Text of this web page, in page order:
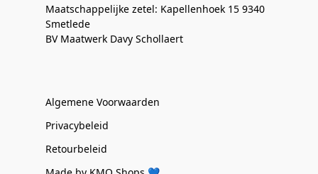
Maatschappelijke zetel: Kapellenhoek 15 9340
Smetlede
BV Maatwerk Davy Schollaert
Algemene Voorwaarden
Privacybeleid
Retourbeleid